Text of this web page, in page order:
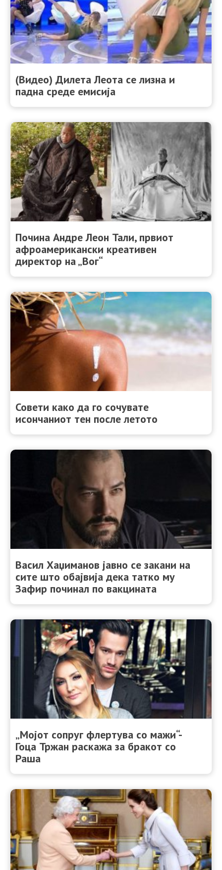
(Видео) Дилета Леота се лизна и
падна среде емисија
Почина Андре Леон Тали, првиот
афроамерикански креативен
директор на „Вог“
Совети како да го сочувате
исончаниот тен после летото
Васил Хаџиманов јавно се закани на
сите што обајвија дека татко му
Зафир починал по вакцината
„Мојот сопруг флертува со мажи“-
Гоца Тржан раскажа за бракот со
Раша